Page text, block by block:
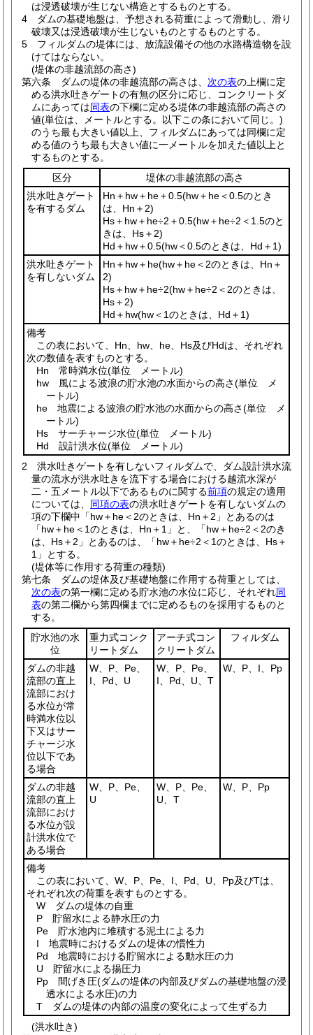
は浸透破壊が生じない構造とするものとする。
4
ダムの基礎地盤は、予想される荷重によって滑動し、滑り
破壊又は浸透破壊が生じないものとするものとする。
5
フィルダムの堤体には、放流設備その他の水路構造物を設
けてはならない。
(堤体の非越流部の高さ)
第六条
ダムの堤体の非越流部の高さは、 次の表の上欄に定
める洪水吐きゲートの有無の区分に応じ、コンクリートダ
ムにあっては同表の下欄に定める堤体の非越流部の高さの
値(単位は、メートルとする。以下この条において同じ。)
のうち最も大きい値以上、フィルダムにあっては同欄に定
める値のうち最も大きい値に一メートルを加えた値以上と
するものとする。
区分
堤体の非越流部の高さ
洪水吐きゲート
を有するダム
Hn＋hw＋he＋0.5(hw＋he＜0.5のとき
は、 Hn＋2)
Hs＋hw＋he÷2＋0.5(hw＋he÷2＜1.5のと
きは、 Hs＋2)
Hd＋hw＋0.5(hw＜0.5のときは、 Hd＋1)
洪水吐きゲート
を有しないダム
Hn＋hw＋he(hw＋he＜2のときは、 Hn＋
2)
Hs＋hw＋he÷2(hw＋he÷2＜2のときは、
Hs＋2)
Hd＋hw(hw＜1のときは、 Hd＋1)
備考
この表において、Hn、hw、he、Hs及びHdは、それぞれ
次の数値を表すものとする。
Hn 常時満水位(単位 メートル)
hw 風による波浪の貯水池の水面からの高さ(単位 メ
ートル)
he 地震による波浪の貯水池の水面からの高さ(単位 メ
ートル)
Hs サーチャージ水位(単位 メートル)
Hd 設計洪水位(単位 メートル)
2
洪水吐きゲートを有しないフィルダムで、ダム設計洪水流
量の流水が洪水吐きを流下する場合における越流水深が
二・五メートル以下であるものに関する前項の規定の適用
については、 同項の表の洪水吐きゲートを有しないダムの
項の下欄中「hw＋he＜2のときは 、Hn＋2 」とあるのは
「hw＋he＜1のときは、 Hn＋1 」と、「hw＋he÷2＜2のき
は、 Hs＋2 」とあるのは、「hw＋he÷2＜1のときは、 Hs＋
1 」とする。
(堤体等に作用する荷重の種類)
第七条
ダムの堤体及び基礎地盤に作用する荷重としては、
次の表の第一欄に定める貯水池の水位に応じ、それぞれ同
表の第二欄から第四欄までに定めるものを採用するものと
する。
貯水池の水
位
重力式コンク
リートダム
アーチ式コン
クリートダム
フィルダム
ダムの非越
流部の直上
流部におけ
る水位が常
時満水位以
下又はサー
チャージ水
位以下であ
る場合
W、P、Pe、
I、Pd、U
W、P、Pe、
I、Pd、U、T
W、P、I、Pp
ダムの非越
流部の直上
流部におけ
る水位が設
計洪水位で
ある場合
W、P、Pe、
U
W、P、Pe、
U、T
W、P、Pp
備考
この表において、W、P、Pe、I、Pd、U、Pp及びTは、
それぞれ次の荷重を表すものとする。
W ダムの堤体の自重
P 貯留水による静水圧の力
Pe 貯水池内に堆積する泥土による力
I 地震時におけるダムの堤体の慣性力
Pd 地震時における貯留水による動水圧の力
U 貯留水による揚圧力
Pp 間げき圧(ダムの堤体の内部及びダムの基礎地盤の浸
透水による水圧)の力
T ダムの堤体の内部の温度の変化によって生ずる力
(洪水吐き)